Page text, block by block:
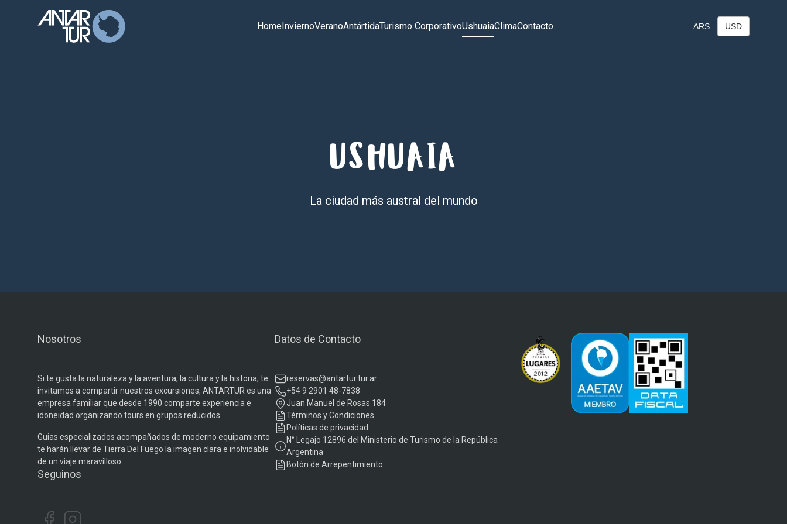
HomeInviernoVeranoAntártidaTurismo CorporativoUshuaiaClimaContacto ARS USD
USHUAIA
La ciudad más austral del mundo
Nosotros
Si te gusta la naturaleza y la aventura, la cultura y la historia, te
invitamos a compartir nuestros excursiones, ANTARTUR es una
empresa familiar que desde 1990 comparte experiencia e
idoneidad organizando tours en grupos reducidos.
Guias especializados acompañados de moderno equipamiento
te harán llevar de Tierra Del Fuego la imagen clara e inolvidable
de un viaje maravilloso.
Seguinos
Datos de Contacto
reservas@antartur.tur.ar
+54 9 2901 48-7838
Juan Manuel de Rosas 184
Términos y Condiciones
Políticas de privacidad
N° Legajo 12896 del Ministerio de Turismo de la República
Argentina
Botón de Arrepentimiento